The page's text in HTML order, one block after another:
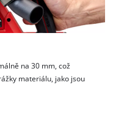
na 30 mm, což
materiálu, jako jsou